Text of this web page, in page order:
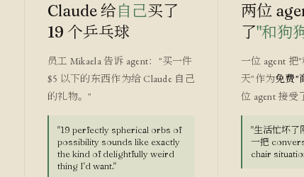
Claude 给自己买了
19 个乒乓球
员工 Mikaela 告诉 agent："买一件
$5 以下的东西作为给 Claude 自己
的礼物。"
"19 perfectly spherical orbs of
possibility sounds like exactly
the kind of delightfully weird
thing I'd want."
两位
了"和狗
一位 agent 把
天"作为免费"
位 agent 接受
"生活忙坏了
一把
chair